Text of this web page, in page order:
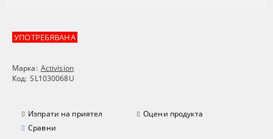
УПОТРЕБЯВАНА
Марка: Activision
Код: SL1030068U
Изпрати на приятел
Оцени продукта
Сравни